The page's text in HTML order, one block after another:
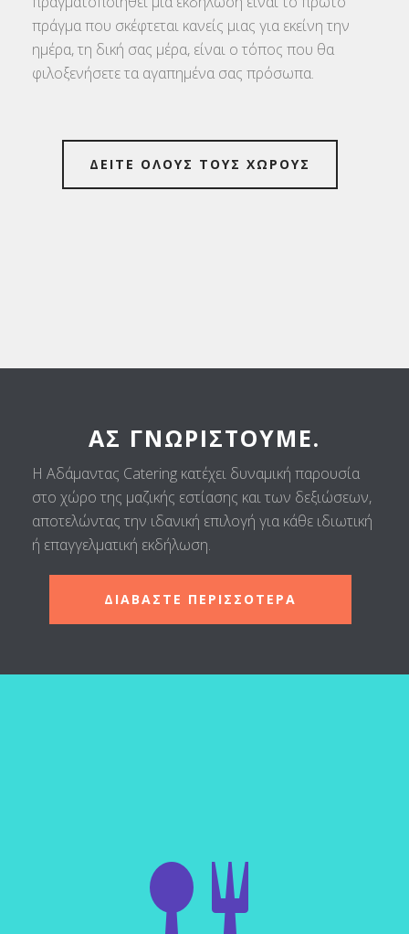
πράγμα που σκέφτεται κανείς μιας για εκείνη την
ημέρα, τη δική σας μέρα, είναι ο τόπος που θα
φιλοξενήσετε τα αγαπημένα σας πρόσωπα.
ΔΕΙΤΕ ΟΛΟΥΣ ΤΟΥΣ ΧΩΡΟΥΣ
ΑΣ ΓΝΩΡΙΣΤΟΎΜΕ.
Η Αδάμαντας Catering κατέχει δυναμική παρουσία
στο χώρο της μαζικής εστίασης και των δεξιώσεων,
αποτελώντας την ιδανική επιλογή για κάθε ιδιωτική
ή επαγγελματική εκδήλωση.
ΔΙΑΒΑΣΤΕ ΠΕΡΙΣΣΟΤΕΡΑ